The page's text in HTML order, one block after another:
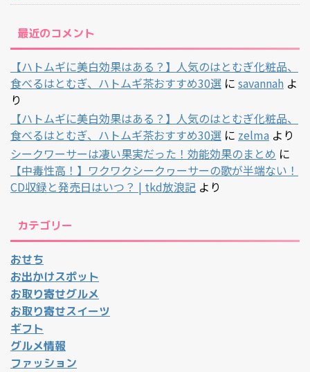
最近のコメント
【ハトムギに美白効果はある？】人気のはとむぎ化粧品、
食べるはとむぎ、ハトムギ茶おすすめ30選 に savannah よ
り
【ハトムギに美白効果はある？】人気のはとむぎ化粧品、
食べるはとむぎ、ハトムギ茶おすすめ30選 に zelma より
シークワーサーは凄い果実だった！効能効果のまとめ に
【中毒性高！】ワクワクシークヮーサーの歌が半端ない！
CD収録と発売日はいつ？ | tkd放浪記 より
カテゴリー
おせち
お出かけスポット
お取り寄せグルメ
お取り寄せスイーツ
ギフト
グルメ情報
ファッション